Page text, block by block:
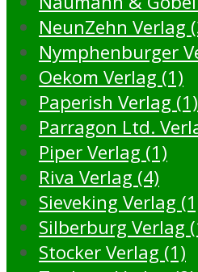
NeunZehn Verlag
Nymphenburger
Oekom Verlag (1)
Paperish Verlag (1)
Parragon Ltd.
Piper Verlag (1)
Riva Verlag (4)
Sieveking Verlag
Silberburg Verlag
Stocker Verlag (1)